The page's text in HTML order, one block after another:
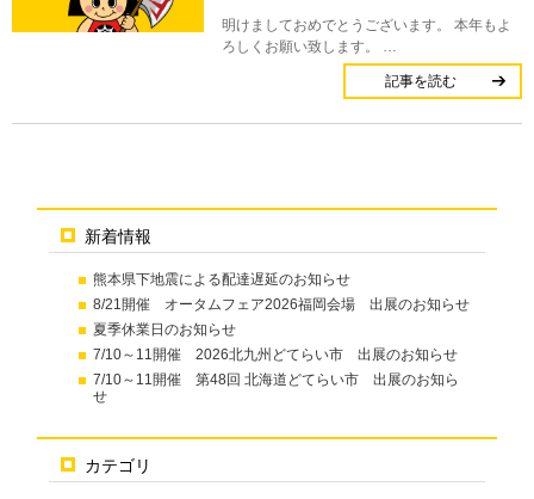
新着情報
熊本県下地震による配達遅延のお知らせ
8/21開催 オータムフェア2026福岡会場 出展のお知らせ
夏季休業日のお知らせ
7/10～11開催 2026北九州どてらい市 出展のお知らせ
7/10～11開催 第48回 北海道どてらい市 出展のお知ら
せ
カテゴリ
明けましておめでとうございます。 本年もよ
ろしくお願い致します。 …
記事を読む